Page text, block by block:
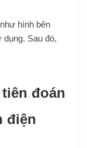
như hình bên
Sau đó,
đoán
điện